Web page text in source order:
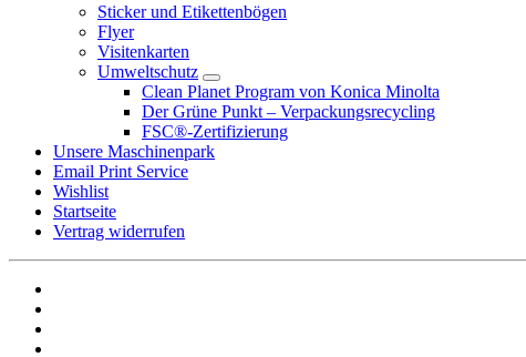
Sticker und Etikettenbögen
Flyer
Visitenkarten
Umweltschutz
Clean Planet Program von Konica Minolta
Der Grüne Punkt – Verpackungsrecycling
FSC®-Zertifizierung
Unsere Maschinenpark
Email Print Service
Wishlist
Startseite
Vertrag widerrufen